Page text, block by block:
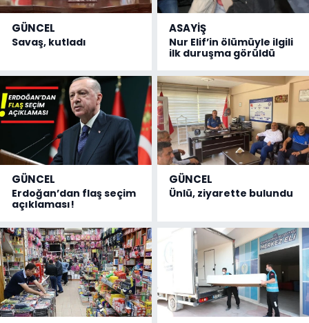
GÜNCEL
Savaş, kutladı
ASAYİŞ
Nur Elif’in ölümüyle ilgili
ilk duruşma görüldü
GÜNCEL
Erdoğan’dan flaş seçim
açıklaması!
GÜNCEL
Ünlü, ziyarette bulundu